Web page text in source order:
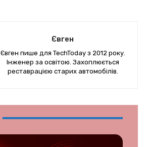
Євген
Євген пише для TechToday з 2012 року.
Інженер за освітою. Захоплюється
реставрацією старих автомобілів.